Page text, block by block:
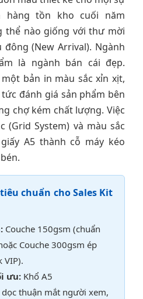
hàng tồn kho cuối năm
thể nào giống với thư mời
(New Arrival). Ngành
là ngành bán cái đẹp.
bản in màu sắc xỉn xịt,
đánh giá sản phẩm bên
chợ kém chất lượng. Việc
(Grid System) và màu sắc
A5 thành cỗ máy kéo
chuẩn cho Sales Kit
Couche 150gsm (chuẩn
Couche 300gsm ép
VIP).
ưu: Khổ A5
thuận mắt người xem,